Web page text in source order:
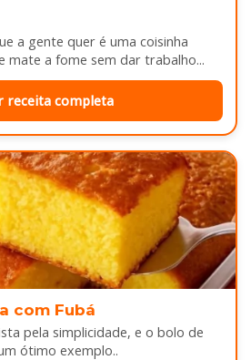
a gente quer é uma coisinha
mate a fome sem dar trabalho...
receita completa
com Fubá
pela simplicidade, e o bolo de
ótimo exemplo..